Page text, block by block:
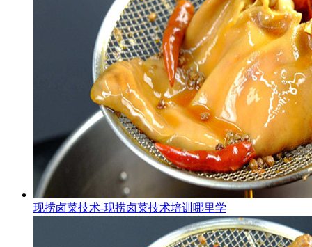
现捞卤菜技术-现捞卤菜技术培训哪里学